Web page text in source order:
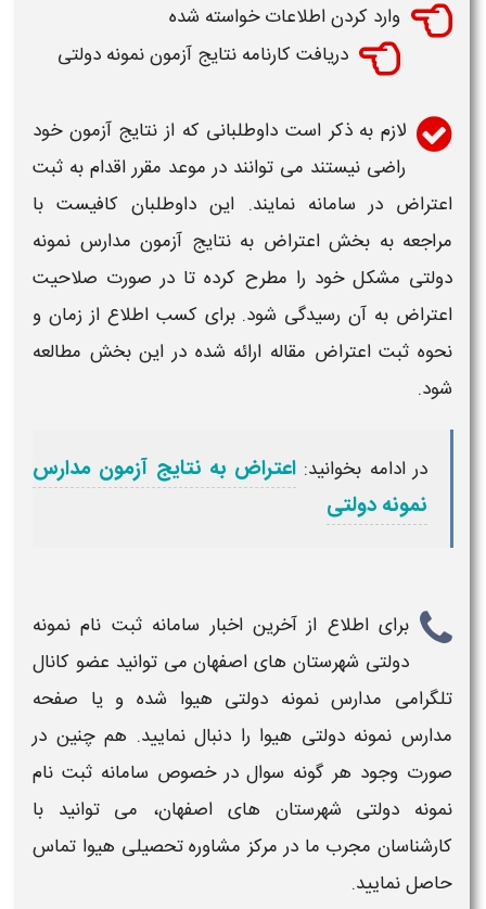
وارد کردن اطلاعات خواسته شده
دریافت کارنامه نتایج آزمون نمونه دولتی
لازم به ذکر است داوطلبانی که از نتایجآزمون خود
راضی نیستند می توانند در موعد مقرر اقدام به ثبت
اعتراض در سامانهنمایند. این داوطلبان کافیست با
مراجعه به بخشاعتراض به نتایج آزمون مدارس نمونه
دولتی مشکل خود را مطرح کرده تا در صورت صلاحیت
اعتراض به آن رسیدگی شود. برای کسب اطلاع از زمان و
نحوه ثبت اعتراض مقاله ارائه شده در این بخش مطالعه
شود.
در ادامه بخوانید: اعتراض به نتایج آزمون مدارس
نمونه دولتی
برای اطلاع از آخرین اخبارسامانه ثبت نام نمونه
دولتی شهرستان های اصفهان می توانید عضو کانال
تلگرامی مدارسنمونه دولتی هیوا شده و یا صفحه
مدارسنمونه دولتی هیوا را دنبال نمایید. هم چنین در
صورت وجود هر گونه سوال در خصوص سامانه ثبت نام
نمونه دولتی شهرستان های اصفهان، می توانید با
کارشناسان مجرب ما در مرکز مشاوره تحصیلی هیوا تماس
حاصل نمایید.